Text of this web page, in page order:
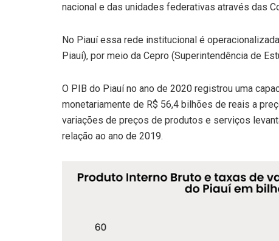
nacional e das unidades federativas através das
No Piauí essa rede institucional é
Piauí), por meio da Cepro (Superintendência de
O PIB do Piauí no ano de 2020 registrou uma
monetariamente de R$ 56,4 bilhões de reais a
variações de preços de produtos e serviços
relação ao ano de 2019.